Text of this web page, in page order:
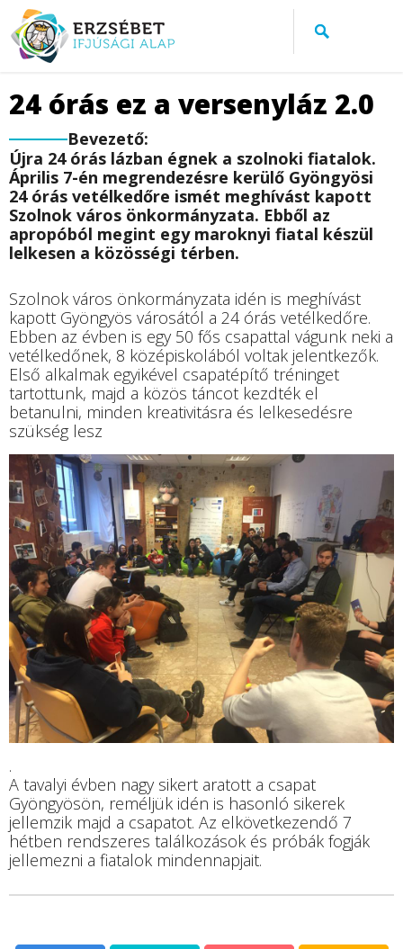
24 órás ez a versenyláz 2.0
Bevezető:
Újra 24 órás lázban égnek a szolnoki fiatalok.
Április 7-én megrendezésre kerülő Gyöngyösi
24 órás vetélkedőre ismét meghívást kapott
Szolnok város önkormányzata. Ebből az
apropóból megint egy maroknyi fiatal készül
lelkesen a közösségi térben.
Szolnok város önkormányzata idén is meghívást
kapott Gyöngyös városától a 24 órás vetélkedőre.
Ebben az évben is egy 50 fős csapattal vágunk neki a
vetélkedőnek, 8 középiskolából voltak jelentkezők.
Első alkalmak egyikével csapatépítő tréninget
tartottunk, majd a közös táncot kezdték el
betanulni, minden kreativitásra és lelkesedésre
szükség lesz
.
A tavalyi évben nagy sikert aratott a csapat
Gyöngyösön, reméljük idén is hasonló sikerek
jellemzik majd a csapatot. Az elkövetkezendő 7
hétben rendszeres találkozások és próbák fogják
jellemezni a fiatalok mindennapjait.